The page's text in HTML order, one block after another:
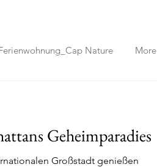
Nature More
Geheimparadies
Großstadt genießen